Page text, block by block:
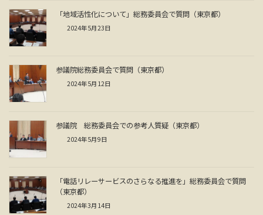
「地域活性化について」総務委員会で質問（東京都）
2024年5月23日
参議院総務委員会で質問（東京都）
2024年5月12日
参議院 総務委員会での参考人質疑（東京都）
2024年5月9日
「電話リレーサービスのさらなる推進を」総務委員会で質問
（東京都）
2024年3月14日